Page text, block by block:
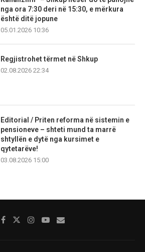
nga ora 7:30 deri në 15:30, e mërkura
është ditë jopune
05.01.2026 10:36
Regjistrohet tërmet në Shkup
02.08.2026 22:34
Editorial / Priten reforma në sistemin e
pensioneve – shteti mund ta marrë
shtyllën e dytë nga kursimet e
qytetarëve!
03.08.2026 15:00